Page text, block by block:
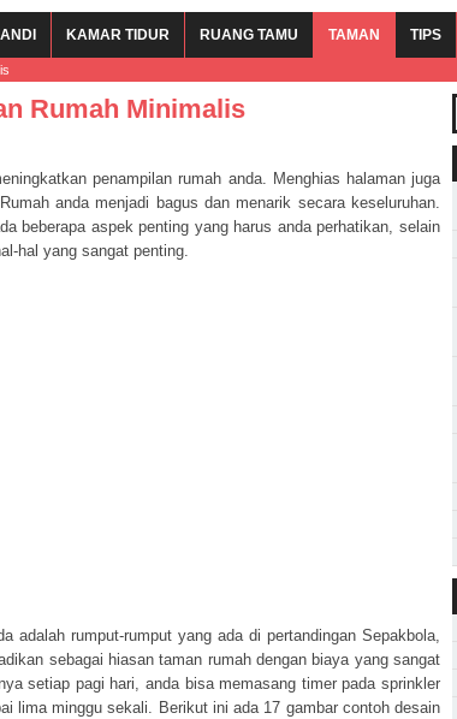
KAMAR TIDUR RUANG TAMU TAMAN TIPS
Rumah Minimalis
penampilan rumah anda. Menghias halaman juga
anda menjadi bagus dan menarik secara keseluruhan.
beberapa aspek penting yang harus anda perhatikan, selain
hal yang sangat penting.
adalah rumput-rumput yang ada di pertandingan Sepakbola,
sebagai hiasan taman rumah dengan biaya yang sangat
setiap pagi hari, anda bisa memasang timer pada sprinkler
lima minggu sekali. Berikut ini ada 17 gambar contoh desain